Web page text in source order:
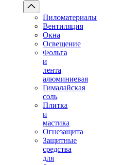
Пиломатериалы
Вентиляция
Окна
Освещение
Фольга
и
лента
алюминиевая
Гималайская
соль
Плитка
и
мастика
Огнезащита
Защитные
средства
для